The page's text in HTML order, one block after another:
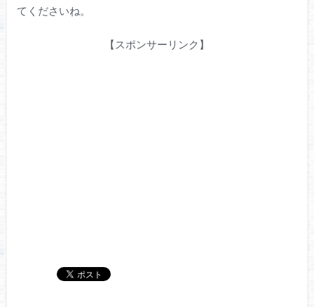
てくださいね。
【スポンサーリンク】